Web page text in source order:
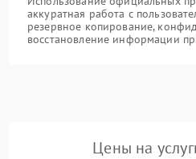
аккуратная работа с
резервное копирование,
восстановление информации
Цены на